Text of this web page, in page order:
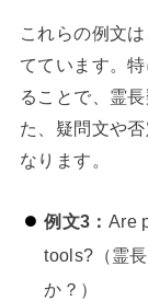
これらの例文
てています。
ることで、霊
た、疑問文や
なります。
例文3： Are
tools?（霊
か？）